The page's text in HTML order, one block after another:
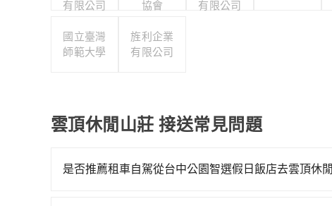
有限公司
協會
有限公司
國立臺灣
師範大學
旌利企業
有限公司
雲頂休閒山莊 接送常見問題
是否推薦租車自駕從台中公園智選假日飯店去雲頂休